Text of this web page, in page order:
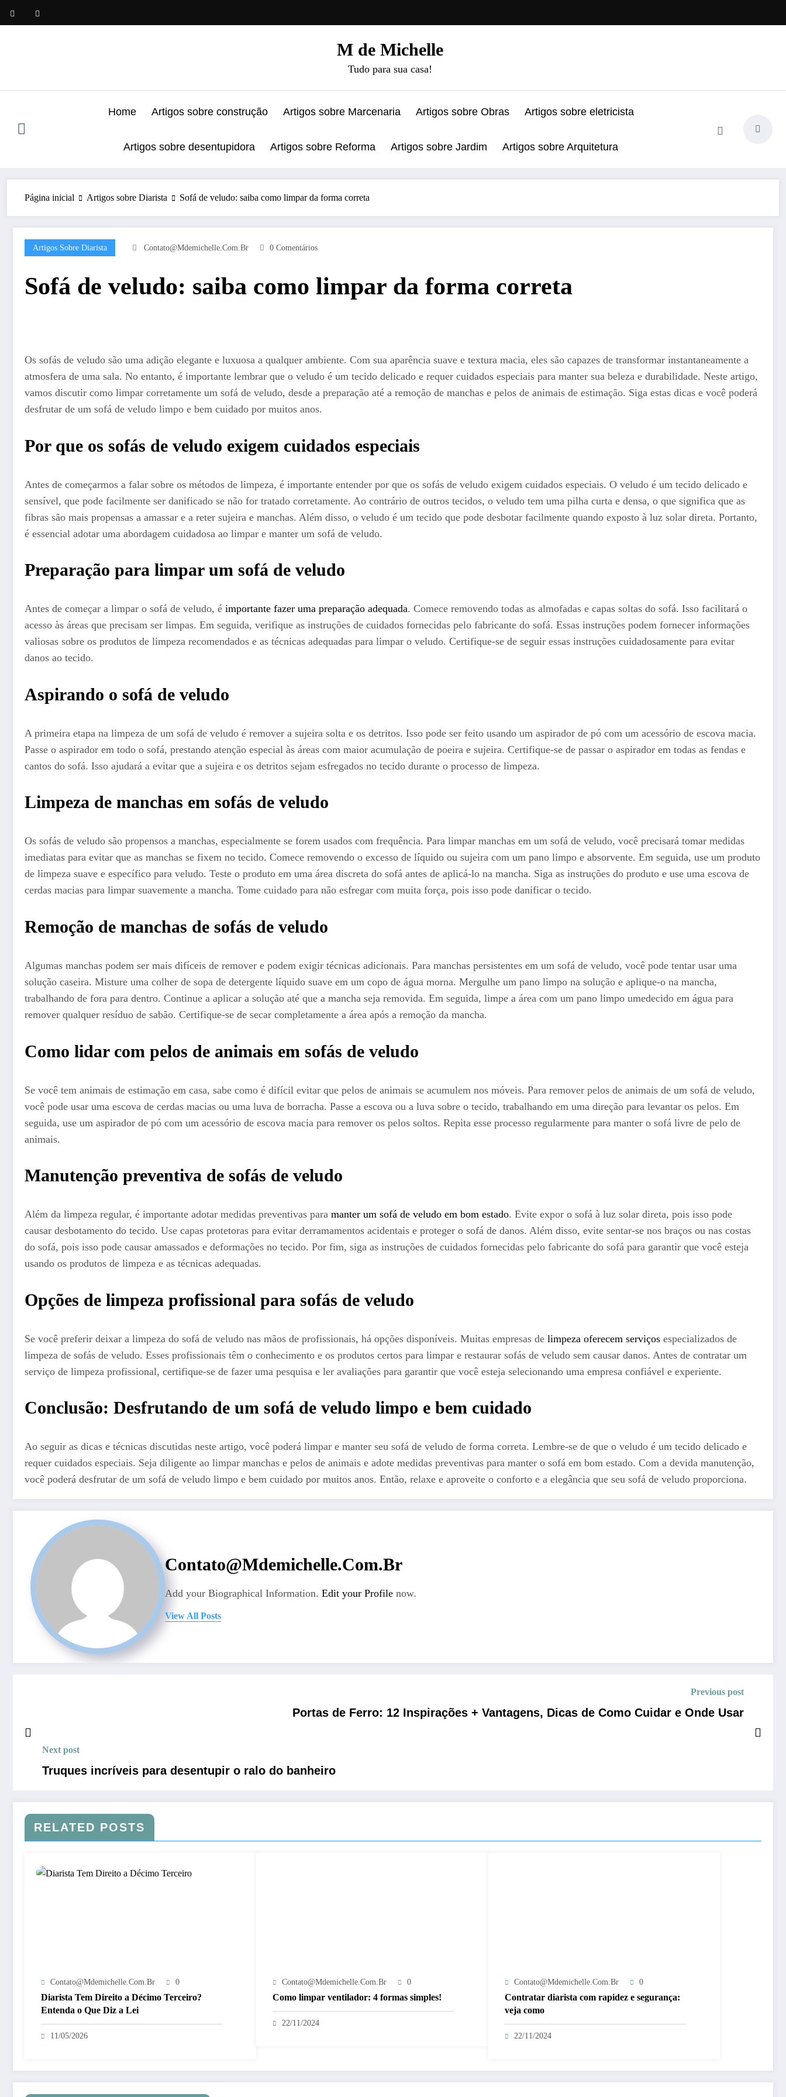
M de Michelle
Tudo para sua casa!
Home Artigos sobre construção Artigos sobre Marcenaria Artigos sobre Obras Artigos sobre eletricista
Artigos sobre desentupidora Artigos sobre Reforma Artigos sobre Jardim Artigos sobre Arquitetura
Página inicial Artigos sobre Diarista Sofá de veludo: saiba como limpar da forma correta
Artigos Sobre Diarista Contato@mdemichelle.com.br 0 Comentários
Sofá de veludo: saiba como limpar da forma correta
Os sofás de veludo são uma adição elegante e luxuosa a qualquer ambiente. Com sua aparência suave e textura macia, eles são capazes de transformar instantaneamente a
atmosfera de uma sala. No entanto, é importante lembrar que o veludo é um tecido delicado e requer cuidados especiais para manter sua beleza e durabilidade. Neste artigo,
vamos discutir como limpar corretamente um sofá de veludo, desde a preparação até a remoção de manchas e pelos de animais de estimação. Siga estas dicas e você poderá
desfrutar de um sofá de veludo limpo e bem cuidado por muitos anos.
Por que os sofás de veludo exigem cuidados especiais
Antes de começarmos a falar sobre os métodos de limpeza, é importante entender por que os sofás de veludo exigem cuidados especiais. O veludo é um tecido delicado e
sensível, que pode facilmente ser danificado se não for tratado corretamente. Ao contrário de outros tecidos, o veludo tem uma pilha curta e densa, o que significa que as
fibras são mais propensas a amassar e a reter sujeira e manchas. Além disso, o veludo é um tecido que pode desbotar facilmente quando exposto à luz solar direta. Portanto,
é essencial adotar uma abordagem cuidadosa ao limpar e manter um sofá de veludo.
Preparação para limpar um sofá de veludo
Antes de começar a limpar o sofá de veludo, é importante fazer uma preparação adequada. Comece removendo todas as almofadas e capas soltas do sofá. Isso facilitará o
acesso às áreas que precisam ser limpas. Em seguida, verifique as instruções de cuidados fornecidas pelo fabricante do sofá. Essas instruções podem fornecer informações
valiosas sobre os produtos de limpeza recomendados e as técnicas adequadas para limpar o veludo. Certifique-se de seguir essas instruções cuidadosamente para evitar
danos ao tecido.
Aspirando o sofá de veludo
A primeira etapa na limpeza de um sofá de veludo é remover a sujeira solta e os detritos. Isso pode ser feito usando um aspirador de pó com um acessório de escova macia.
Passe o aspirador em todo o sofá, prestando atenção especial às áreas com maior acumulação de poeira e sujeira. Certifique-se de passar o aspirador em todas as fendas e
cantos do sofá. Isso ajudará a evitar que a sujeira e os detritos sejam esfregados no tecido durante o processo de limpeza.
Limpeza de manchas em sofás de veludo
Os sofás de veludo são propensos a manchas, especialmente se forem usados com frequência. Para limpar manchas em um sofá de veludo, você precisará tomar medidas
imediatas para evitar que as manchas se fixem no tecido. Comece removendo o excesso de líquido ou sujeira com um pano limpo e absorvente. Em seguida, use um produto
de limpeza suave e específico para veludo. Teste o produto em uma área discreta do sofá antes de aplicá-lo na mancha. Siga as instruções do produto e use uma escova de
cerdas macias para limpar suavemente a mancha. Tome cuidado para não esfregar com muita força, pois isso pode danificar o tecido.
Remoção de manchas de sofás de veludo
Algumas manchas podem ser mais difíceis de remover e podem exigir técnicas adicionais. Para manchas persistentes em um sofá de veludo, você pode tentar usar uma
solução caseira. Misture uma colher de sopa de detergente líquido suave em um copo de água morna. Mergulhe um pano limpo na solução e aplique-o na mancha,
trabalhando de fora para dentro. Continue a aplicar a solução até que a mancha seja removida. Em seguida, limpe a área com um pano limpo umedecido em água para
remover qualquer resíduo de sabão. Certifique-se de secar completamente a área após a remoção da mancha.
Como lidar com pelos de animais em sofás de veludo
Se você tem animais de estimação em casa, sabe como é difícil evitar que pelos de animais se acumulem nos móveis. Para remover pelos de animais de um sofá de veludo,
você pode usar uma escova de cerdas macias ou uma luva de borracha. Passe a escova ou a luva sobre o tecido, trabalhando em uma direção para levantar os pelos. Em
seguida, use um aspirador de pó com um acessório de escova macia para remover os pelos soltos. Repita esse processo regularmente para manter o sofá livre de pelo de
animais.
Manutenção preventiva de sofás de veludo
Além da limpeza regular, é importante adotar medidas preventivas para manter um sofá de veludo em bom estado. Evite expor o sofá à luz solar direta, pois isso pode
causar desbotamento do tecido. Use capas protetoras para evitar derramamentos acidentais e proteger o sofá de danos. Além disso, evite sentar-se nos braços ou nas costas
do sofá, pois isso pode causar amassados e deformações no tecido. Por fim, siga as instruções de cuidados fornecidas pelo fabricante do sofá para garantir que você esteja
usando os produtos de limpeza e as técnicas adequadas.
Opções de limpeza profissional para sofás de veludo
Se você preferir deixar a limpeza do sofá de veludo nas mãos de profissionais, há opções disponíveis. Muitas empresas de limpeza oferecem serviços especializados de
limpeza de sofás de veludo. Esses profissionais têm o conhecimento e os produtos certos para limpar e restaurar sofás de veludo sem causar danos. Antes de contratar um
serviço de limpeza profissional, certifique-se de fazer uma pesquisa e ler avaliações para garantir que você esteja selecionando uma empresa confiável e experiente.
Conclusão: Desfrutando de um sofá de veludo limpo e bem cuidado
Ao seguir as dicas e técnicas discutidas neste artigo, você poderá limpar e manter seu sofá de veludo de forma correta. Lembre-se de que o veludo é um tecido delicado e
requer cuidados especiais. Seja diligente ao limpar manchas e pelos de animais e adote medidas preventivas para manter o sofá em bom estado. Com a devida manutenção,
você poderá desfrutar de um sofá de veludo limpo e bem cuidado por muitos anos. Então, relaxe e aproveite o conforto e a elegância que seu sofá de veludo proporciona.
Contato@mdemichelle.com.br
Add your Biographical Information. Edit your Profile now.
View All Posts
Previous post
Portas de Ferro: 12 Inspirações + Vantagens, Dicas de Como Cuidar e Onde Usar
Next post
Truques incríveis para desentupir o ralo do banheiro
RELATED POSTS
Contato@mdemichelle.com.br 0
Diarista Tem Direito a Décimo Terceiro?
Entenda o Que Diz a Lei
11/05/2026
Contato@mdemichelle.com.br 0
Como limpar ventilador: 4 formas simples!
22/11/2024
Contato@mdemichelle.com.br 0
Contratar diarista com rapidez e segurança:
veja como
22/11/2024